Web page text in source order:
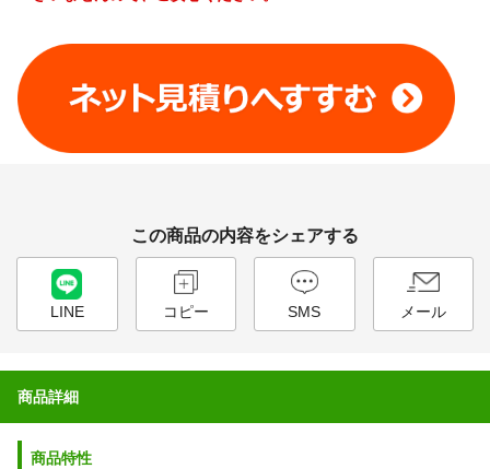
この商品の内容をシェアする
LINE コピー SMS メール
商品詳細
商品特性